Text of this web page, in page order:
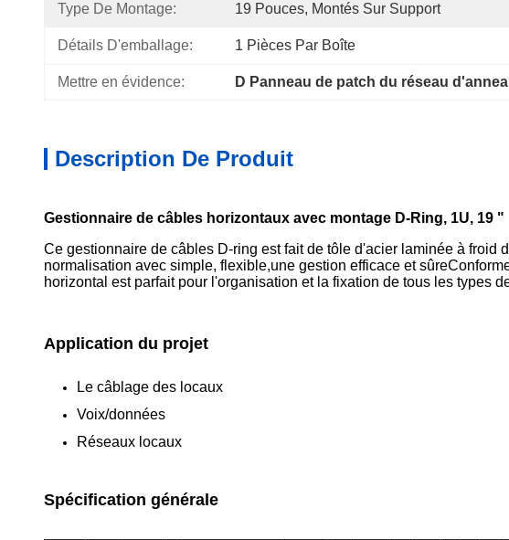
Type De Montage: 19 Pouces, Montés Sur Support
Détails D'emballage: 1 Pièces Par Boîte
Mettre en évidence: D Panneau de patch du réseau
Description De Produit
Gestionnaire de câbles horizontaux avec montage D-Ring, 1U, 19 "
Ce gestionnaire de câbles D-ring est fait de tôle d'acier laminée à
normalisation avec simple, flexible,une gestion efficace et
horizontal est parfait pour l'organisation et la fixation de tous les types
Application du projet
Le câblage des locaux
Voix/données
Réseaux locaux
Spécification générale